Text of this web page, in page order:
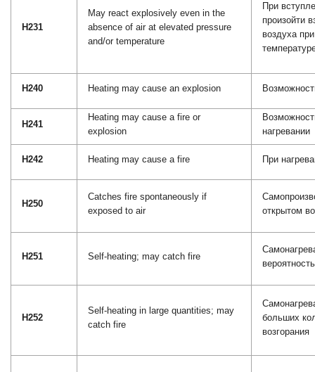
H231
May react explosively even in the
absence of air at elevated pressure
and/or temperature
При
произойти
воздуха
H240 Heating may cause an explosion
H241
Heating may cause a fire or
explosion
нагревании
H242 Heating may cause a fire При
H250
Catches fire spontaneously if
exposed to air
открытом
H251 Self-heating; may catch fire
H252
Self-heating in large quantities; may
catch fire
больших
возгорания